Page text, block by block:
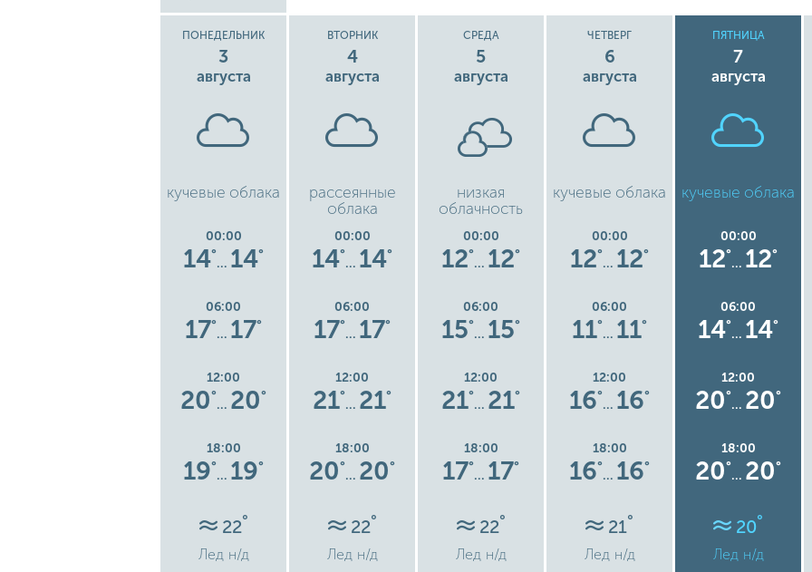
ПОНЕДЕЛЬНИК
3
августа
кучевые облака
00:00
14°
… 14°
06:00
17°
… 17°
12:00
20°
… 20°
18:00
19°
… 19°
22°
Лед н/д
ВТОРНИК
4
августа
рассеянные
облака
00:00
14°
… 14°
06:00
17°
… 17°
12:00
21°
… 21°
18:00
20°
… 20°
22°
Лед н/д
СРЕДА
5
августа
низкая
облачность
00:00
12°
… 12°
06:00
15°
… 15°
12:00
21°
… 21°
18:00
17°
… 17°
22°
Лед н/д
ЧЕТВЕРГ
6
августа
кучевые облака
00:00
12°
… 12°
06:00
11°
… 11°
12:00
16°
… 16°
18:00
16°
… 16°
21°
Лед н/д
ПЯТНИЦА
7
августа
кучевые облака
00:00
12°
… 12°
06:00
14°
… 14°
12:00
20°
… 20°
18:00
20°
… 20°
20°
Лед н/д